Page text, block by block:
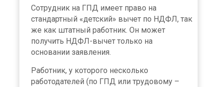
Сотрудник на ГПД имеет право на
стандартный «детский» вычет по НДФЛ, так
же как штатный работник. Он может
получить НДФЛ-вычет только на
основании заявления.
Работник, у которого несколько
работодателей (по ГПД или трудовому –